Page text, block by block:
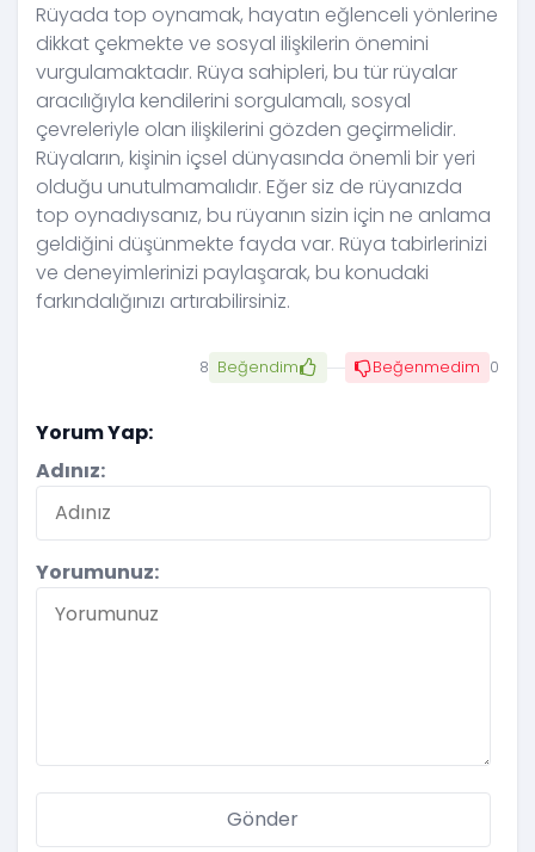
Rüyada top oynamak, hayatın eğlenceli yönlerine
dikkat çekmekte ve sosyal ilişkilerin önemini
vurgulamaktadır. Rüya sahipleri, bu tür rüyalar
aracılığıyla kendilerini sorgulamalı, sosyal
çevreleriyle olan ilişkilerini gözden geçirmelidir.
Rüyaların, kişinin içsel dünyasında önemli bir yeri
olduğu unutulmamalıdır. Eğer siz de rüyanızda
top oynadıysanız, bu rüyanın sizin için ne anlama
geldiğini düşünmekte fayda var. Rüya tabirlerinizi
ve deneyimlerinizi paylaşarak, bu konudaki
farkındalığınızı artırabilirsiniz.
8 Beğendim Beğenmedim 0
Yorum Yap:
Adınız:
Yorumunuz: